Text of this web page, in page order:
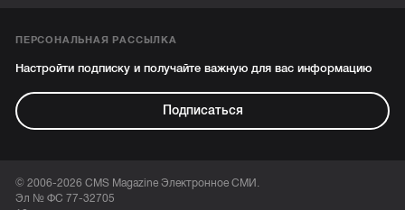
ПЕРСОНАЛЬНАЯ РАССЫЛКА
Настройти подписку и получайте важную для вас информацию
Подписаться
© 2006-2026 CMS Magazine Электронное СМИ.
Эл № ФС 77-32705